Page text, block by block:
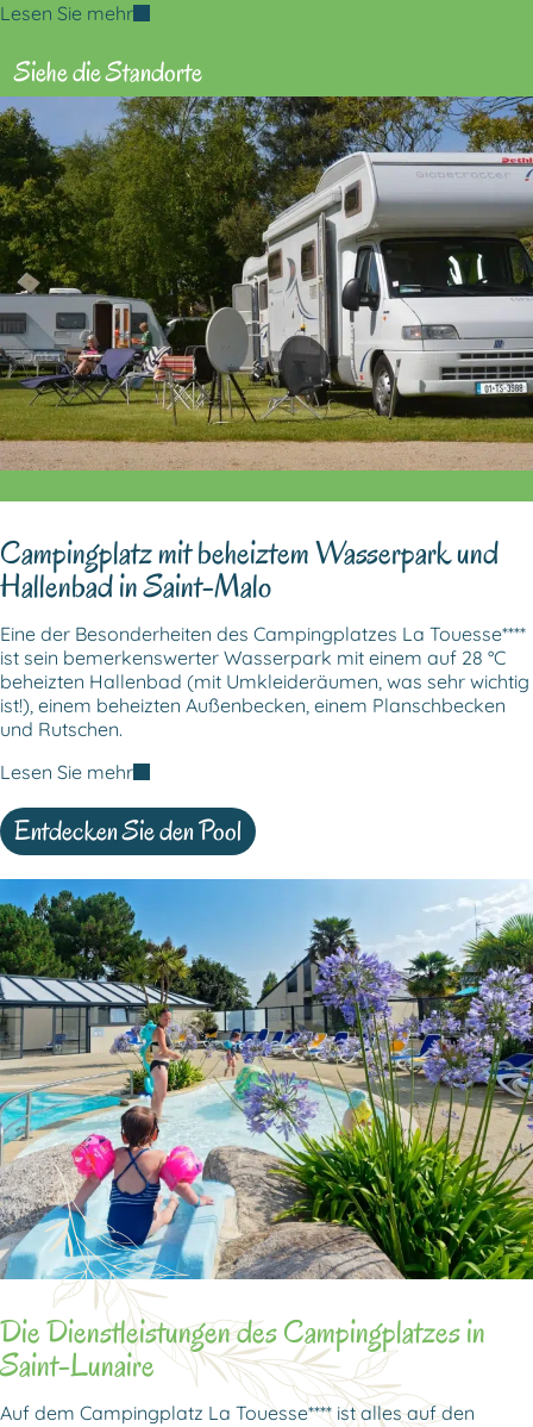
Lesen Sie mehr
Siehe die Standorte
Campingplatz mit beheiztem Wasserpark und
Hallenbad in Saint-Malo
Eine der Besonderheiten des Campingplatzes La Touesse****
ist sein bemerkenswerter Wasserpark mit einem auf 28 °C
beheizten Hallenbad (mit Umkleideräumen, was sehr wichtig
ist!), einem beheizten Außenbecken, einem Planschbecken
und Rutschen.
Lesen Sie mehr
Entdecken Sie den Pool
Die Dienstleistungen des Campingplatzes in
Saint-Lunaire
Auf dem Campingplatz La Touesse**** ist alles auf den